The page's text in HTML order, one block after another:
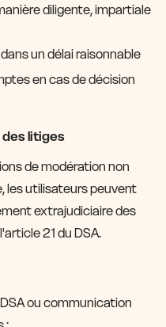
diligente, impartiale
un délai raisonnable
en cas de décision
des litiges
de modération non
les utilisateurs peuvent
extrajudiciaire des
21 du DSA.
ou communication